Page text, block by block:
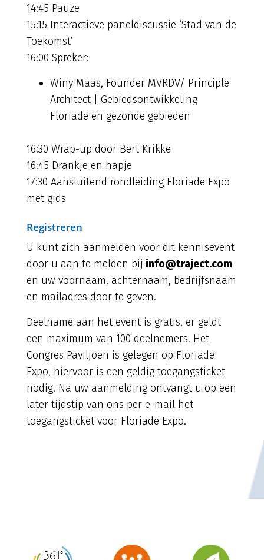
14:45 Pauze
15:15 Interactieve paneldiscussie ‘Stad van de
Toekomst’
16:00 Spreker:
Winy Maas, Founder MVRDV/ Principle
Architect | Gebiedsontwikkeling
Floriade en gezonde gebieden
16:30 Wrap-up door Bert Krikke
16:45 Drankje en hapje
17:30 Aansluitend rondleiding Floriade Expo
met gids
Registreren
U kunt zich aanmelden voor dit kennisevent
door u aan te melden bij info@traject.com
en uw voornaam, achternaam, bedrijfsnaam
en mailadres door te geven.
Deelname aan het event is gratis, er geldt
een maximum van 100 deelnemers. Het
Congres Paviljoen is gelegen op Floriade
Expo, hiervoor is een geldig toegangsticket
nodig. Na uw aanmelding ontvangt u op een
later tijdstip van ons per e-mail het
toegangsticket voor Floriade Expo.